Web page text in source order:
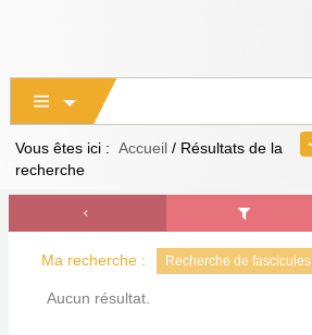
Vous êtes ici : Accueil / Résultats de la
recherche
Ma recherche : Recherche de fascicules
Aucun résultat.